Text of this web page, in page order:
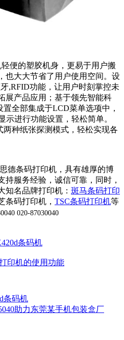
便的塑胶机身，更易于用户搬
也大大节省了用户使用空间。设
,RFID功能，让用户时刻掌控未
展产品应用；基于领先智能科
全部集成于LCD菜单选项中，
示进行功能设置，轻松简单。
两种纸张探测模式，轻松实现各
德条码打印机，具有雄厚的博
持服务经验，诚信可靠，同时，
知名品牌打印机： 斑马条码打印
条码打印机， TSC条码打印机等
020-87030040
条码机
印机的使用功能
条码机
助力东莞某手机包装盒厂